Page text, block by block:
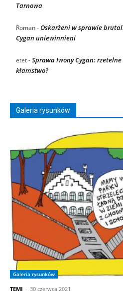
Tarnowa
Roman-Oskarżeni w sprawie
Cygan uniewinnieni
etet-Sprawa Iwony Cygan:
kłamstwo?
Galeria rysunków
Galeria rysunków
TEMI - 30 czerwca 2021